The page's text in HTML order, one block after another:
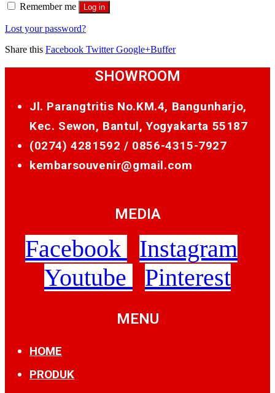
Remember me Log in
Lost your password?
Share this Facebook TwitterGoogle+Buffer
SHOWROOM
Jl. Parangtritis No.KM.4, Bangunharjo,
Kec. Sewon, Bantul, Yogyakarta 55187
(0274) 4281592 / 0856-4315-7927
kembarsouvenir@gmail.com
MEDIA
Facebook
Instagram
Youtube
Pinterest
MENU
HOME
PRODUK